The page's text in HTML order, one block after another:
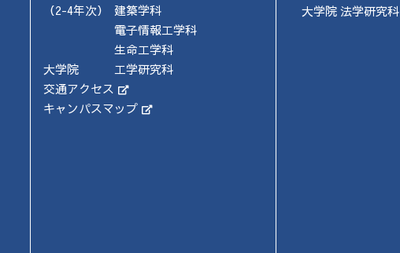
（2-4年次）
建築学科
電子情報工学科
生命工学科
大学院
工学研究科
交通アクセス
キャンパスマップ
大学院 法学研究科